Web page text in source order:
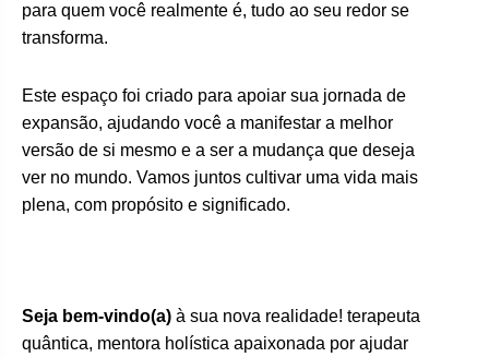
para quem você realmente é, tudo ao seu redor se
transforma.
Este espaço foi criado para apoiar sua jornada de
expansão, ajudando você a manifestar a melhor
versão de si mesmo e a ser a mudança que deseja
ver no mundo. Vamos juntos cultivar uma vida mais
plena, com propósito e significado.
Seja bem-vindo(a) à sua nova realidade! terapeuta
quântica, mentora holística apaixonada por ajudar